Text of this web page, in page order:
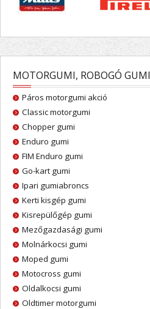
MOTORGUMI, ROBOGÓ GUMI
Páros motorgumi akció
Classic motorgumi
Chopper gumi
Enduro gumi
FIM Enduro gumi
Go-kart gumi
Ipari gumiabroncs
Kerti kisgép gumi
Kisrepülőgép gumi
Mezőgazdasági gumi
Molnárkocsi gumi
Moped gumi
Motocross gumi
Oldalkocsi gumi
Oldtimer motorgumi